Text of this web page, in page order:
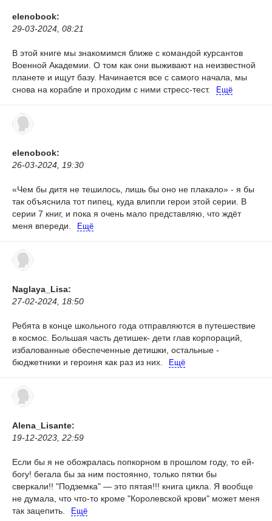
elenobook:
29-03-2024, 08:21
В этой книге мы знакомимся ближе с командой курсантов
Военной Академии. О том как они выживают на неизвестной
планете и ищут базу. Начинается все с самого начала, мы
снова на корабле и проходим с ними стресс-тест.
Ещё
elenobook:
26-03-2024, 19:30
«Чем бы дитя не тешилось, лишь бы оно не плакало» - я бы
так объяснила тот пипец, куда влипли герои этой серии. В
серии 7 книг, и пока я очень мало представляю, что ждёт
меня впереди.
Ещё
Naglaya_Lisa:
27-02-2024, 18:50
Ребята в конце школьного года отправляются в путешествие
в космос. Большая часть детишек- дети глав корпораций,
избалованные обеспеченные детишки, остальные -
бюджетники и героиня как раз из них.
Ещё
Alena_Lisante:
19-12-2023, 22:59
Если бы я не обожралась попкорном в прошлом году, то ей-
богу! бегала бы за ним постоянно, только пятки бы
сверкали!! "Подземка" — это пятая!!! книга цикла. Я вообще
не думала, что что-то кроме "Королевской крови" может меня
так зацепить.
Ещё